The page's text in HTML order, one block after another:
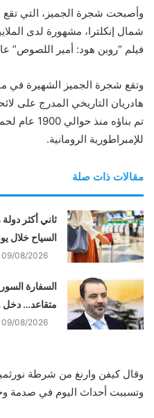
وأصبحت شجرة الجميز، التي تقع
شمال إنكلترا، مشهورة لدى
فيلم “روبن هود: أمير اللصوص” عام
وتقع شجرة الجميز الشهيرة في
هادريان التاريخي المدرج على
تم بناؤه
للإمبراطورية الرومانية.
مقالات ذات صلة
ثاني أكثر
السياح خلال
09/08/2026
السفارة
متقاعد… دخل
09/08/2026
وقال كيفن وارنغ من شرطة
وتسببت أحداث اليوم في صدمة